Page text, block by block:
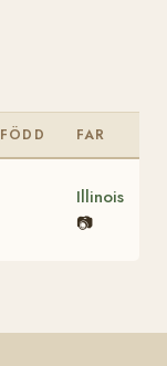
FÖDD FAR
Illinois
📷